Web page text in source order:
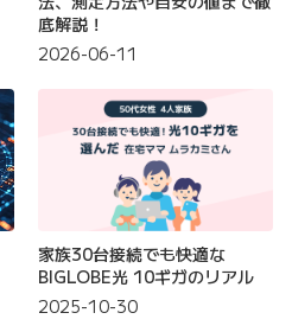
底解説！
2026-06-11
家族30台接続でも快適な
BIGLOBE光 10ギガのリアル
2025-10-30